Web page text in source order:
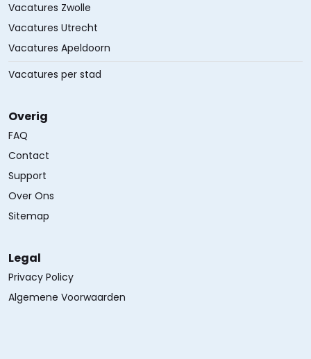
Vacatures Zwolle
Vacatures Utrecht
Vacatures Apeldoorn
Vacatures per stad
Overig
FAQ
Contact
Support
Over Ons
Sitemap
Legal
Privacy Policy
Algemene Voorwaarden